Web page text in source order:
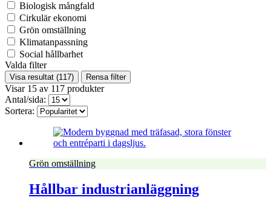
Biologisk mångfald
Cirkulär ekonomi
Grön omställning
Klimatanpassning
Social hållbarhet
Valda filter
Visa resultat (117) Rensa filter
Visar 15 av 117 produkter
Antal/sida:
Sortera:
Grön omställning
Hållbar industrianläggning